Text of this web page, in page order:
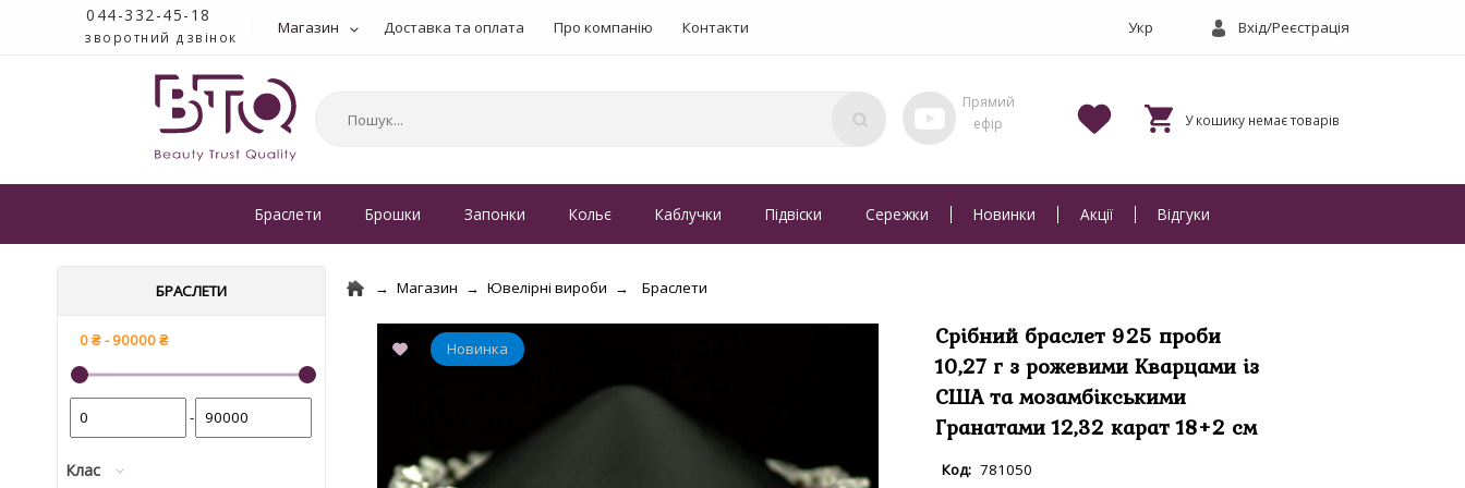
044-332-45-18
зворотний дзвінок Магазин Доставка та оплата Про компанію Контакти Вхід/Реєстрація
Браслети Брошки Запонки Кольє Каблучки Підвіски Сережки Новинки Акції Відгуки
БРАСЛЕТИ
-
Клас
Магазин Ювелірні вироби Браслети
Срібний браслет 925 проби
10,27 г з рожевими Кварцами із
США та мозамбікськими
Гранатами 12,32 карат 18+2 см
781050